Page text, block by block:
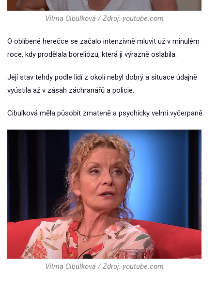
Vilma Cibulková / Zdroj: youtube.com
O oblíbené herečce se začalo intenzivně mluvit už v minulém
roce, kdy prodělala boreliózu, která ji výrazně oslabila.
Její stav tehdy podle lidí z okolí nebyl dobrý a situace údajně
vyústila až v zásah záchranářů a policie.
Cibulková měla působit zmateně a psychicky velmi vyčerpaně.
Vilma Cibulková / Zdroj: youtube.com